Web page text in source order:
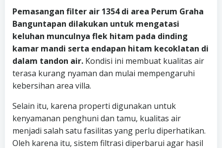
Pemasangan filter air 1354 di area Perum Graha
Banguntapan dilakukan untuk mengatasi
keluhan munculnya flek hitam pada dinding
kamar mandi serta endapan hitam kecoklatan di
dalam tandon air. Kondisi ini membuat kualitas air
terasa kurang nyaman dan mulai mempengaruhi
kebersihan area villa.
Selain itu, karena properti digunakan untuk
kenyamanan penghuni dan tamu, kualitas air
menjadi salah satu fasilitas yang perlu diperhatikan.
Oleh karena itu, sistem filtrasi diperbarui agar hasil